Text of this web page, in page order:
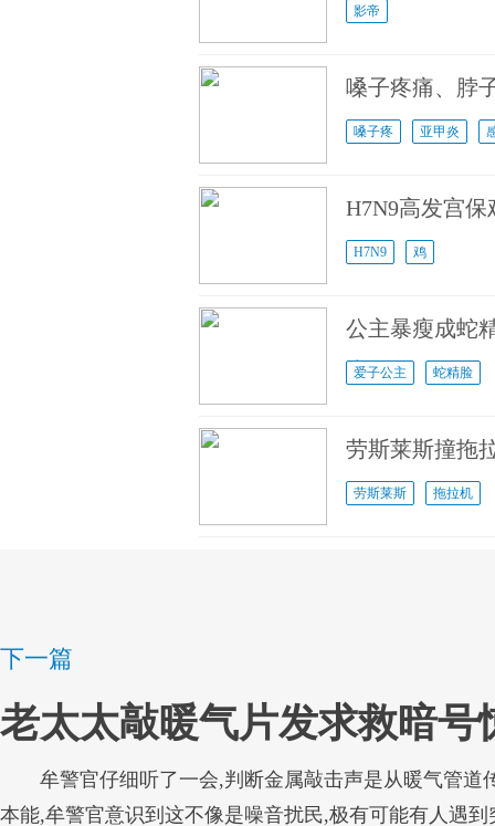
影帝
嗓子疼痛、脖
嗓子疼 亚甲炎
H7N9高发宫
H7N9 鸡
公主暴瘦成蛇
水平
爱子公主 蛇精脸
劳斯莱斯撞拖
劳斯莱斯 拖拉机
下一篇
老太太敲暖气片发求救暗
牟警官仔细听了一会,判断金属敲击声是从暖气管
本能,牟警官意识到这不像是噪音扰民,极有可能有人遇